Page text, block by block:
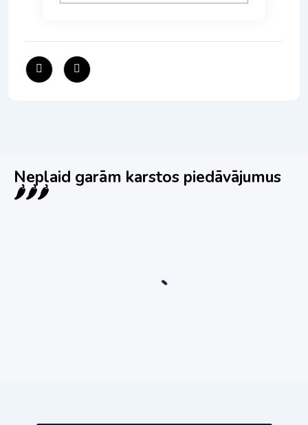
Neplaid garām karstos piedāvājumus
🌶️🌶️🌶️
80 Ha Daudzfunkcionāls Investīciju Īpašums-